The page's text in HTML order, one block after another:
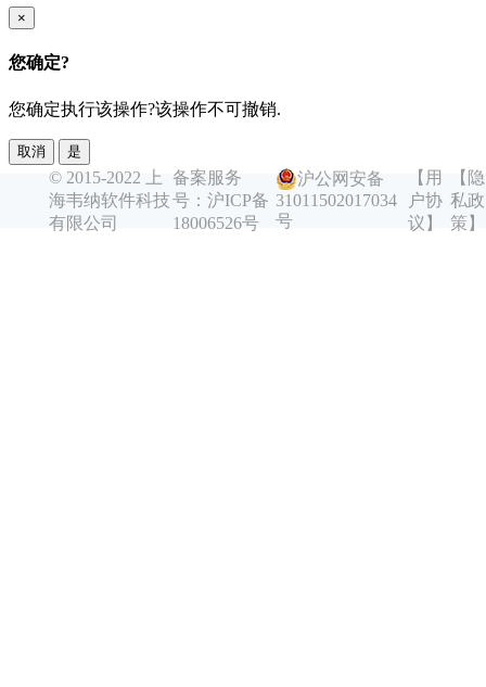
×
您确定?
您确定执行该操作?该操作不可撤销.
取消 是
© 2015-2022 上
海韦纳软件科技
有限公司
备案服务
号：沪ICP备
18006526号
沪公网安备
31011502017034
号
【用
户协
议】
【隐
私政
策】